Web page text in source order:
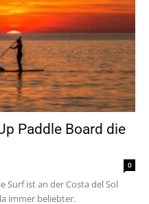
Paddle Board die
0
Surf ist an der Costa del Sol
immer beliebter.